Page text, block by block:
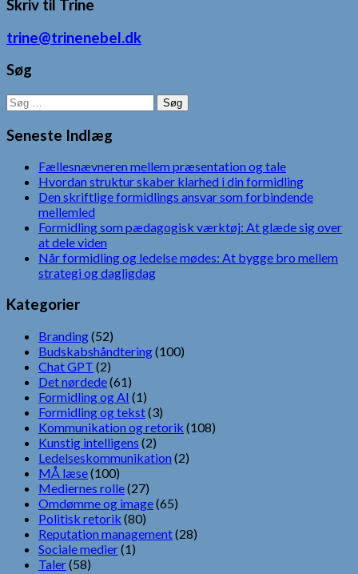
Skriv til Trine
trine@trinenebel.dk
Søg
Søg
efter:
Seneste Indlæg
Fællesnævneren mellem præsentation og tale
Hvordan struktur skaber klarhed i din formidling
Den skriftlige formidlings ansvar som forbindende
mellemled
Formidling som pædagogisk værktøj: At glæde sig over
at dele viden
Når formidling og ledelse mødes: At bygge bro mellem
strategi og dagligdag
Kategorier
Branding(52)
Budskabshåndtering(100)
Chat GPT (2)
Det nørdede(61)
Formidling og AI (1)
Formidling og tekst(3)
Kommunikation og retorik (108)
Kunstig intelligens (2)
Ledelseskommunikation (2)
MÅ læse(100)
Mediernes rolle(27)
Omdømme og image(65)
Politisk retorik (80)
Reputation management(28)
Sociale medier(1)
Taler(58)